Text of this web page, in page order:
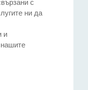
с
ни да
и
нашите